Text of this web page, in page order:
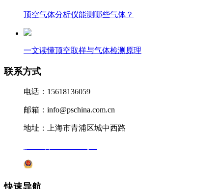
顶空气体分析仪能测哪些气体？
一文读懂顶空取样与气体检测原理
联系方式
电话：15618136059
邮箱：info@pschina.com.cn
地址：上海市青浦区城中西路
快速导航